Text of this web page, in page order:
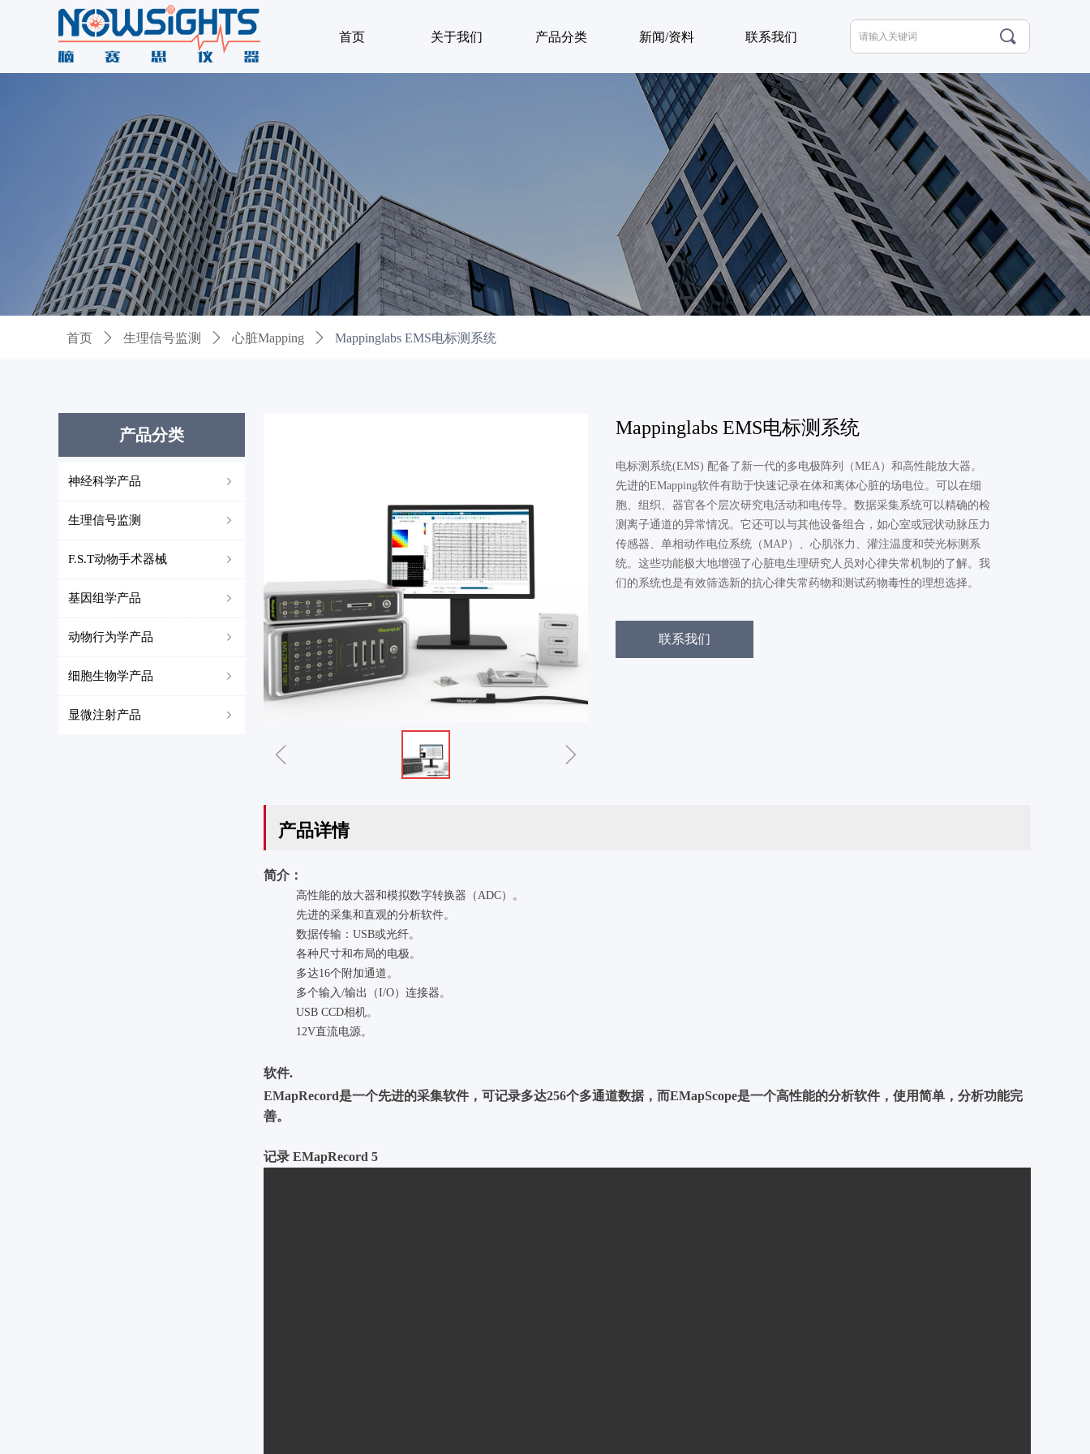
首页 关于我们 产品分类 新闻/资料 联系我们 끠
首页 ꄲ 生理信号监测 ꄲ 心脏Mapping ꄲ Mappinglabs EMS电标测系统
ꁆ ꁇ
Mappinglabs EMS电标测系统
电标测系统(EMS) 配备了新一代的多电极阵列（MEA）和高性能放大器。
先进的EMapping软件有助于快速记录在体和离体心脏的场电位。可以在细
胞、组织、器官各个层次研究电活动和电传导。数据采集系统可以精确的检
测离子通道的异常情况。它还可以与其他设备组合，如心室或冠状动脉压力
传感器、单相动作电位系统（MAP）、心肌张力、灌注温度和荧光标测系
统。这些功能极大地增强了心脏电生理研究人员对心律失常机制的了解。我
们的系统也是有效筛选新的抗心律失常药物和测试药物毒性的理想选择。
联系我们
产品详情
简介：
高性能的放大器和模拟数字转换器（ADC）。
先进的采集和直观的分析软件。
数据传输：USB或光纤。
各种尺寸和布局的电极。
多达16个附加通道。
多个输入/输出（I/O）连接器。
USB CCD相机。
12V直流电源。
软件.
EMapRecord是一个先进的采集软件，可记录多达256个多通道数据，而EMapScope是一个高性能的分析软件，使用简单，分析功能完
善。
记录 EMapRecord 5
产品分类
ꁇ
神经科学产品
ꁇ
生理信号监测
ꁇ
F.S.T动物手术器械
ꁇ
基因组学产品
ꁇ
动物行为学产品
ꁇ
细胞生物学产品
ꁇ
显微注射产品